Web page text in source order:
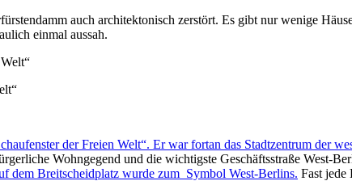
auch architektonisch zerstört. Es gibt nur wenige
einmal aussah.
der Freien Welt“. Er war fortan das Stadtzentrum der
Wohngegend und die wichtigste Geschäftsstraße West-
dem Breitscheidplatz wurde zum Symbol West-Berlins. Fast jede